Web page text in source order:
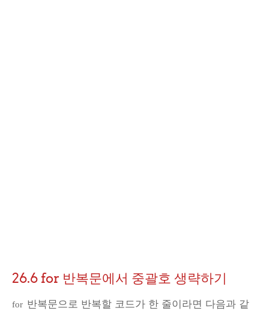
26.6 for 반복문에서 중괄호 생략하기
for 반복문으로 반복할 코드가 한 줄이라면 다음과 같